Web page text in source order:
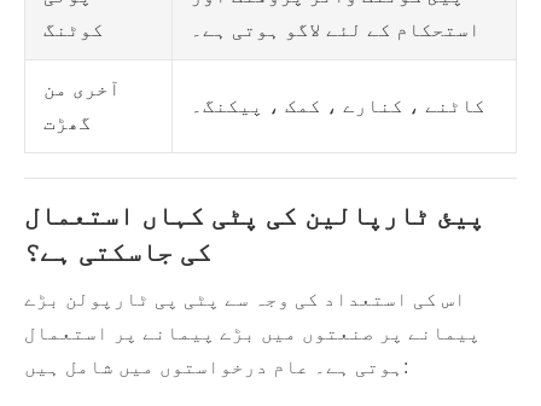
کوٹنگ
استحکام کے لئے لاگو ہوتی ہے۔
آخری من
گھڑت
کاٹنے ، کنارے ، کمک ، پیکنگ۔
پیئ ٹارپالین کی پٹی کہاں استعمال
کی جاسکتی ہے؟
اس کی استعداد کی وجہ سے پٹی پی ٹارپولن بڑے
پیمانے پر صنعتوں میں بڑے پیمانے پر استعمال
ہوتی ہے۔ عام درخواستوں میں شامل ہیں: